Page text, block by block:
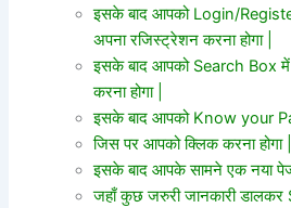
इसके बाद आपको Login/
अपना रजिस्ट्रेशन करना होगा |
इसके बाद आपको Search Box
करना होगा |
इसके बाद आपको Know your
जिस पर आपको क्लिक करना होगा |
इसके बाद आपके सामने एक नया
जहाँ कुछ जरुरी जानकारी डालकर